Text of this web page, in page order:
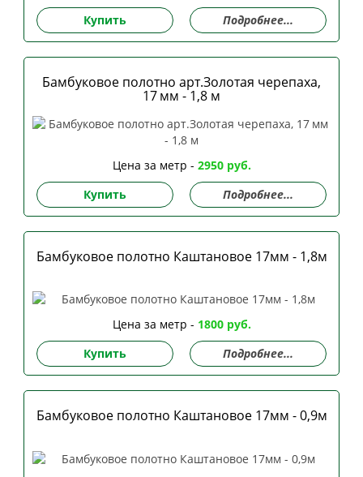
Купить
Подробнее...
Бамбуковое полотно арт.Золотая черепаха,
17 мм - 1,8 м
Цена за метр - 2950 руб.
Купить
Подробнее...
Бамбуковое полотно Каштановое 17мм - 1,8м
Цена за метр - 1800 руб.
Купить
Подробнее...
Бамбуковое полотно Каштановое 17мм - 0,9м